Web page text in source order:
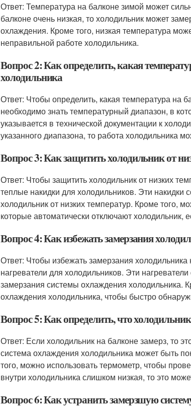
Ответ: Температура на балконе зимой может
балконе очень низкая, то холодильник может
охлаждения. Кроме того, низкая температура
неправильной работе холодильника.
Вопрос 2: Как определить, какая
холодильника
Ответ: Чтобы определить, какая температура на
необходимо знать температурный диапазон, в
указывается в технической документации к
указанного диапазона, то работа холодильника
Вопрос 3: Как защитить холодильник от
Ответ: Чтобы защитить холодильник от низких
теплые накидки для холодильников. Эти
холодильник от низких температур. Кроме того,
которые автоматически отключают холодильник,
Вопрос 4: Как избежать замерзания
Ответ: Чтобы избежать замерзания
нагреватели для холодильников. Эти
замерзания системы охлаждения холодильника.
охлаждения холодильника, чтобы быстро
Вопрос 5: Как определить, что
Ответ: Если холодильник на балконе замерз, то
система охлаждения холодильника может быть
того, можно использовать термометр, чтобы
внутри холодильника слишком низкая, то это
Вопрос 6: Как устранить замерзшую